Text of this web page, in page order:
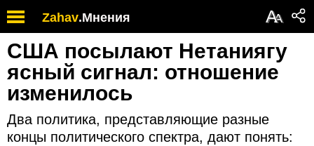
Zahav.Мнения АА
США посылают Нетаниягу
ясный сигнал: отношение
изменилось
Два политика, представляющие разные
концы политического спектра, дают понять: